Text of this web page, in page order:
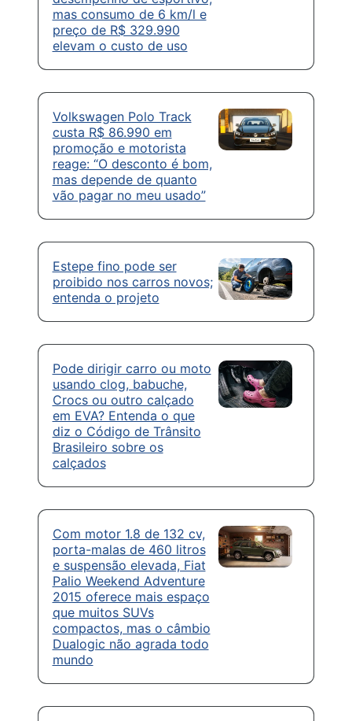
mas consumo de 6 km/l e
preço de R$ 329.990
elevam o custo de uso
Volkswagen Polo Track
custa R$ 86.990 em
promoção e motorista
reage: “O desconto é bom,
mas depende de quanto
vão pagar no meu usado”
Estepe fino pode ser
proibido nos carros novos;
entenda o projeto
Pode dirigir carro ou moto
usando clog, babuche,
Crocs ou outro calçado
em EVA? Entenda o que
diz o Código de Trânsito
Brasileiro sobre os
calçados
Com motor 1.8 de 132 cv,
porta-malas de 460 litros
e suspensão elevada, Fiat
Palio Weekend Adventure
2015 oferece mais espaço
que muitos SUVs
compactos, mas o câmbio
Dualogic não agrada todo
mundo